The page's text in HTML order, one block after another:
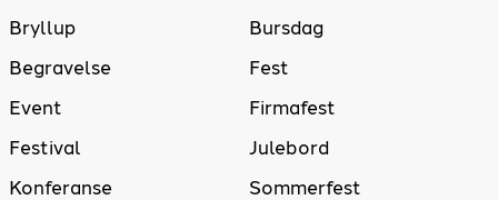
Bryllup
Bursdag
Begravelse
Fest
Event
Firmafest
Festival
Julebord
Konferanse
Sommerfest